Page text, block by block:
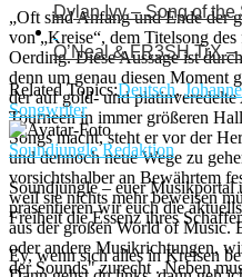
„Oft sind Anfang und Ende der
von „Kreise“, dem Titelsong
Oerding. Diese Aussage ist
denn um genau diesen Moment
der auf gold- und
Tourneen in immer größeren
Songs macht, steht er vor der
und dennoch neue Wege zu
vorsichtshalber an Bewährtem
weil sie nichts mehr beweisen
Freiheit die Essenz ihres
Ey, wenn sich alles in Kreisen
Dylan Ivy – Song of the
O’Neal & FR3SH TrX
Related Topics:Deutsch,
Songwriter
Soundjungle Redaktion
Soundjungle – euer Musikportal
präsentieren wir euch die
aus der großen World of Music.
oder andere Musikrichtungen,
der Sounds" zurecht . Neben